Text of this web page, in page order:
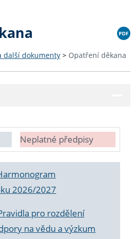
další dokumenty > Opatření děkana
Neplatné předpisy
2026/2027
pro rozdělení
na vědu a výzkum